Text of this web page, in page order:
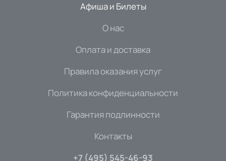
Афиша и Билеты
О нас
Оплата и доставка
Правила оказания услуг
Политика конфиденциальности
Гарантия подлинности
Контакты
+7 (495) 545-46-93